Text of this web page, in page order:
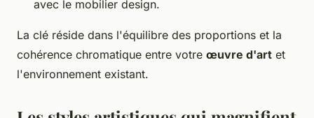
avec le mobilier design.
La clé réside dans l'équilibre des proportions et la
cohérence chromatique entre votre œuvre d'art et
l'environnement existant.